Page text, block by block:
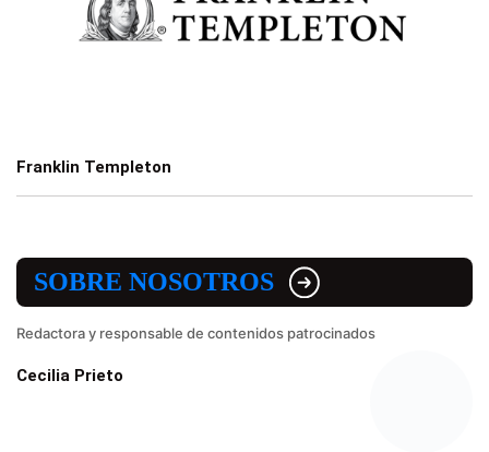
Franklin Templeton
SOBRE NOSOTROS
Redactora y responsable de contenidos patrocinados
Cecilia Prieto